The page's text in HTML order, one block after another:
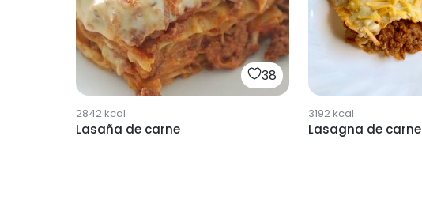
38
2842kcal
Lasaña de carne
3192kcal
Lasagna de carne